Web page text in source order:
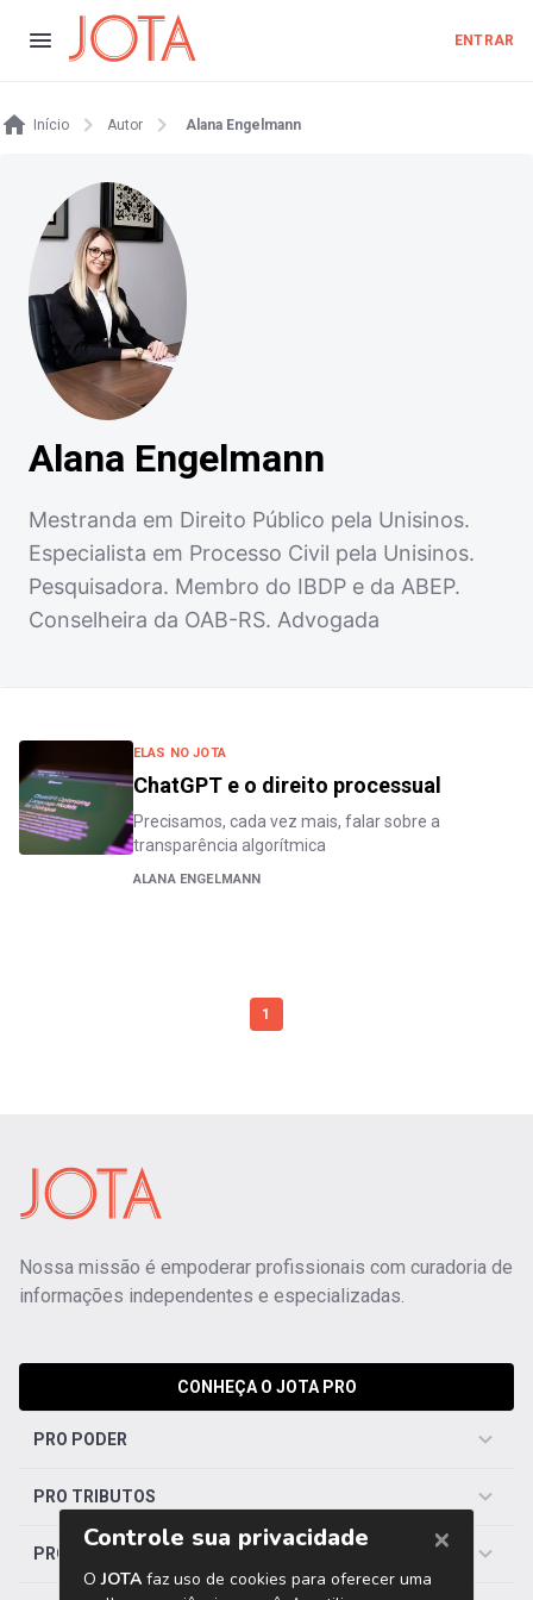
ENTRAR
Início Autor Alana Engelmann
Alana Engelmann
Mestranda em Direito Público pela Unisinos.
Especialista em Processo Civil pela Unisinos.
Pesquisadora. Membro do IBDP e da ABEP.
Conselheira da OAB-RS. Advogada
ELAS NO JOTA
ChatGPT e o direito processual
Precisamos, cada vez mais, falar sobre a
transparência algorítmica
ALANA ENGELMANN
1
Nossa missão é empoderar profissionais com curadoria de
informações independentes e especializadas.
CONHEÇA O JOTA PRO
PRO PODER
PRO TRIBUTOS
PRO TRABALHISTA